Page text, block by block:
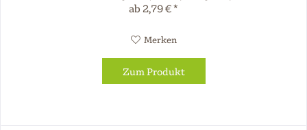
ab 2,79 € *
Merken
Zum Produkt